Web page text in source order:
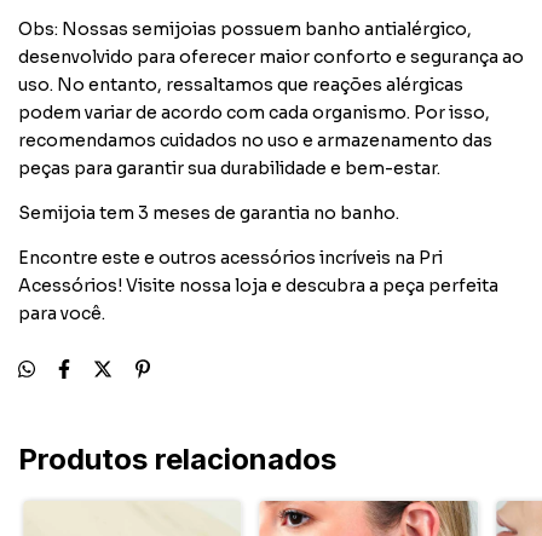
Obs: Nossas semijoias possuem banho antialérgico,
desenvolvido para oferecer maior conforto e segurança ao
uso. No entanto, ressaltamos que reações alérgicas
podem variar de acordo com cada organismo. Por isso,
recomendamos cuidados no uso e armazenamento das
peças para garantir sua durabilidade e bem-estar.
Semijoia tem 3 meses de garantia no banho.
Encontre este e outros acessórios incríveis na Pri
Acessórios! Visite nossa loja e descubra a peça perfeita
para você.
Produtos relacionados